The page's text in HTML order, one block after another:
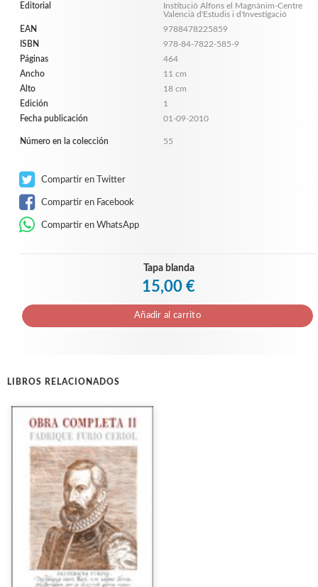
Editorial
Institució Alfons el Magnànim-Centre
Valencià d'Estudis i d'Investigació
EAN
9788478225859
ISBN
978-84-7822-585-9
Páginas
464
Ancho
11 cm
Alto
18 cm
Edición
1
Fecha publicación
01-09-2010
Número en la colección 55
Compartir en Twitter
Compartir en Facebook
Compartir en WhatsApp
Tapa blanda
15,00 €
Añadir al carrito
LIBROS RELACIONADOS